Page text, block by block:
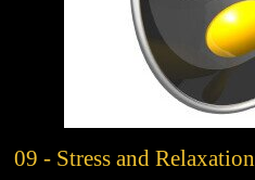
09 - Stress and Relaxation